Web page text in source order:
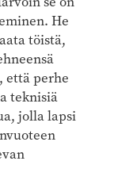
He
töistä,
että perhe
teknisiä
jolla lapsi